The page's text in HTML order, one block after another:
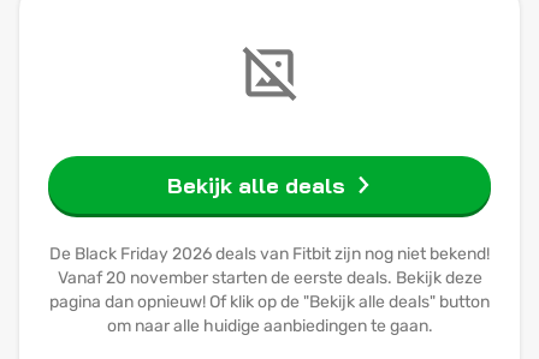
Bekijk alle deals
De Black Friday 2026 deals van Fitbit zijn nog niet bekend!
Vanaf 20 november starten de eerste deals. Bekijk deze
pagina dan opnieuw! Of klik op de "Bekijk alle deals" button
om naar alle huidige aanbiedingen te gaan.